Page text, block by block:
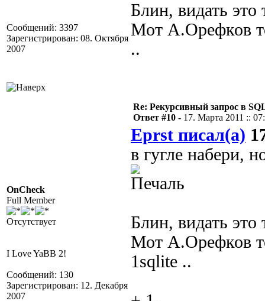
Сообщений: 3397
Зарегистрирован: 08. Октября
2007
Блин, видать это
Мот А.Орефков
..
OnCheck
Full Member
Отсутствует
I Love YaBB 2!
Сообщений: 130
Зарегистрирован: 12. Декабря
2007
Re: Рекурсивный запрос в
Ответ #10 - 17. Марта 2011 ::
Eprst писал(а)
в гугле набери,
Блин, видать это
Мот А.Орефков
1sqlite ..